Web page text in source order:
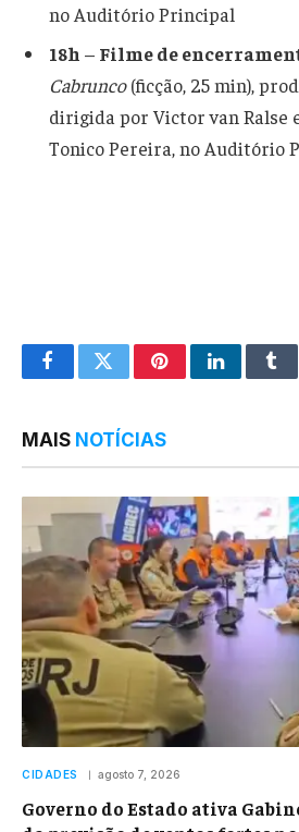
no Auditório Principal
18h – Filme de
Cabrunco(ficção, 25 min),
dirigida por Victor van Ralse
Tonico Pereira, no Auditório
FacebookTwitterPinterestLinkedIn
MAIS NOTÍCIAS
CIDADES agosto 7, 2026
Governo do Estado ativa